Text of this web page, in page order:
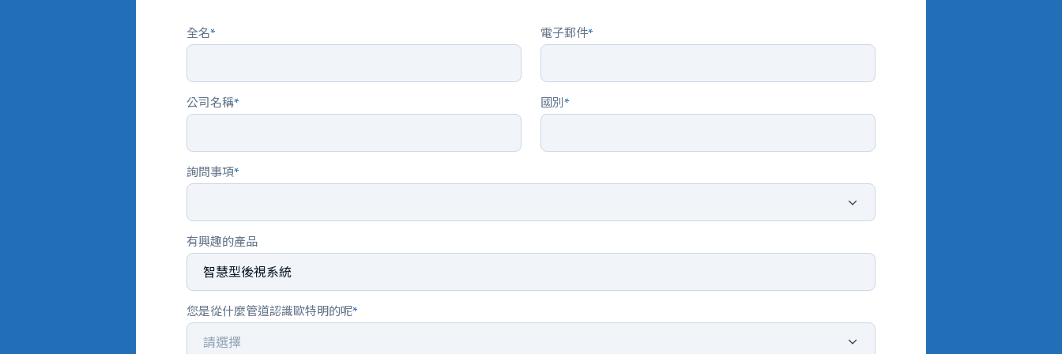
全名* 電子郵件*
公司名稱* 國別*
詢問事項*
有興趣的產品
您是從什麼管道認識歐特明的呢*